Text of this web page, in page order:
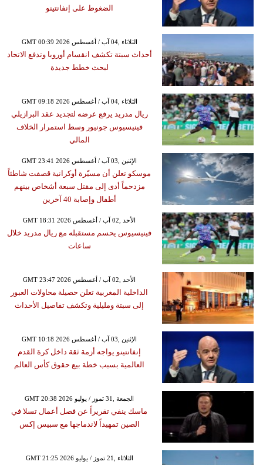
الضغوط على إنفانتينو
GMT 00:39 2026 الثلاثاء ,04 آب / أغسطس
أحداث سبتة تكشف انقسام أوروبا وتدفع الاتحاد
لبحث خطط جديدة
GMT 09:18 2026 الثلاثاء ,04 آب / أغسطس
ريال مدريد يرفع عرضه لتجديد عقد البرازيلي
فينيسيوس جونيور وسط استمرار الخلاف
المالي
GMT 23:41 2026 الإثنين ,03 آب / أغسطس
موسكو تعلن أن مسيّرة أوكرانية قصفت شاطئاً
مزدحماً أدى إلى مقتل سبعة أشخاص بينهم
أطفال وإصابة 40 آخرين
GMT 18:31 2026 الأحد ,02 آب / أغسطس
فينيسيوس يحسم مستقبله مع ريال مدريد خلال
ساعات
GMT 23:47 2026 الأحد ,02 آب / أغسطس
الداخلية المغربية تعلن حصيلة محاولات العبور
إلى سبتة ومليلية وتكشف تفاصيل الأحداث
GMT 10:18 2026 الإثنين ,03 آب / أغسطس
إنفانتينو يواجه أزمة ثقة داخل كرة القدم
العالمية بسبب خطة بيع حقوق كأس العالم
GMT 20:38 2026 الجمعة ,31 تموز / يوليو
ماسك ينفي تقريراً عن فصل أعمال تسلا في
الصين تمهيداً لاندماجها مع سبيس إكس
GMT 21:25 2026 الثلاثاء ,21 تموز / يوليو